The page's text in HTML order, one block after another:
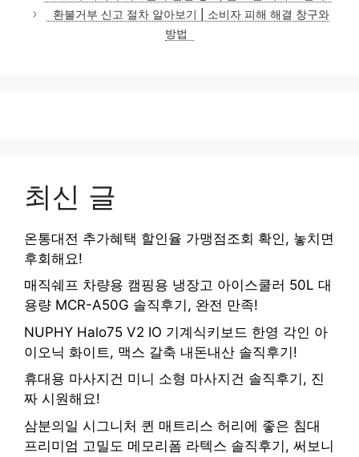
고
리
환불거부 신고 절차 알아보기 | 소비자 피해 해결 창구와
방법
최신 글
온통대전 추가혜택 할인율 가맹점조회 확인, 놓치면
후회해요!
매직쉐프 차량용 캠핑용 냉장고 아이스쿨러 50L 대
용량 MCR-A50G 솔직후기, 완전 만족!
NUPHY Halo75 V2 IO 기계식키보드 한영 각인 아
이오닉 화이트, 맥스 갈축 내돈내산 솔직후기!
휴대용 마사지건 미니 소형 마사지건 솔직후기, 진
짜 시원해요!
삼분의일 시그니처 퀸 매트리스 허리에 좋은 침대
프리미엄 고밀도 메모리폼 라텍스 솔직후기, 써보니